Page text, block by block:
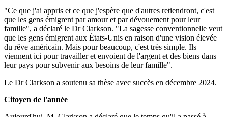
"Ce que j'ai appris et ce que j'espère que d'autres retiendront, c'est
que les gens émigrent par amour et par dévouement pour leur
famille", a déclaré le Dr Clarkson. "La sagesse conventionnelle veut
que les gens émigrent aux États-Unis en raison d'une vision élevée
du rêve américain. Mais pour beaucoup, c'est très simple. Ils
viennent ici pour travailler et envoient de l'argent et des biens dans
leur pays pour subvenir aux besoins de leur famille".
Le Dr Clarkson a soutenu sa thèse avec succès en décembre 2024.
Citoyen de l'année